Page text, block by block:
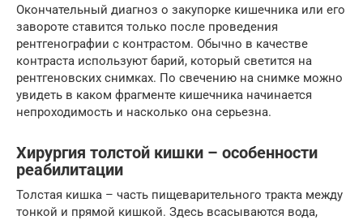
Окончательный диагноз о закупорке кишечника или его
завороте ставится только после проведения
рентгенографии с контрастом. Обычно в качестве
контраста используют барий, который светится на
рентгеновских снимках. По свечению на снимке можно
увидеть в каком фрагменте кишечника начинается
непроходимость и насколько она серьезна.
Хирургия толстой кишки – особенности
реабилитации
Толстая кишка – часть пищеварительного тракта между
тонкой и прямой кишкой. Здесь всасываются вода,